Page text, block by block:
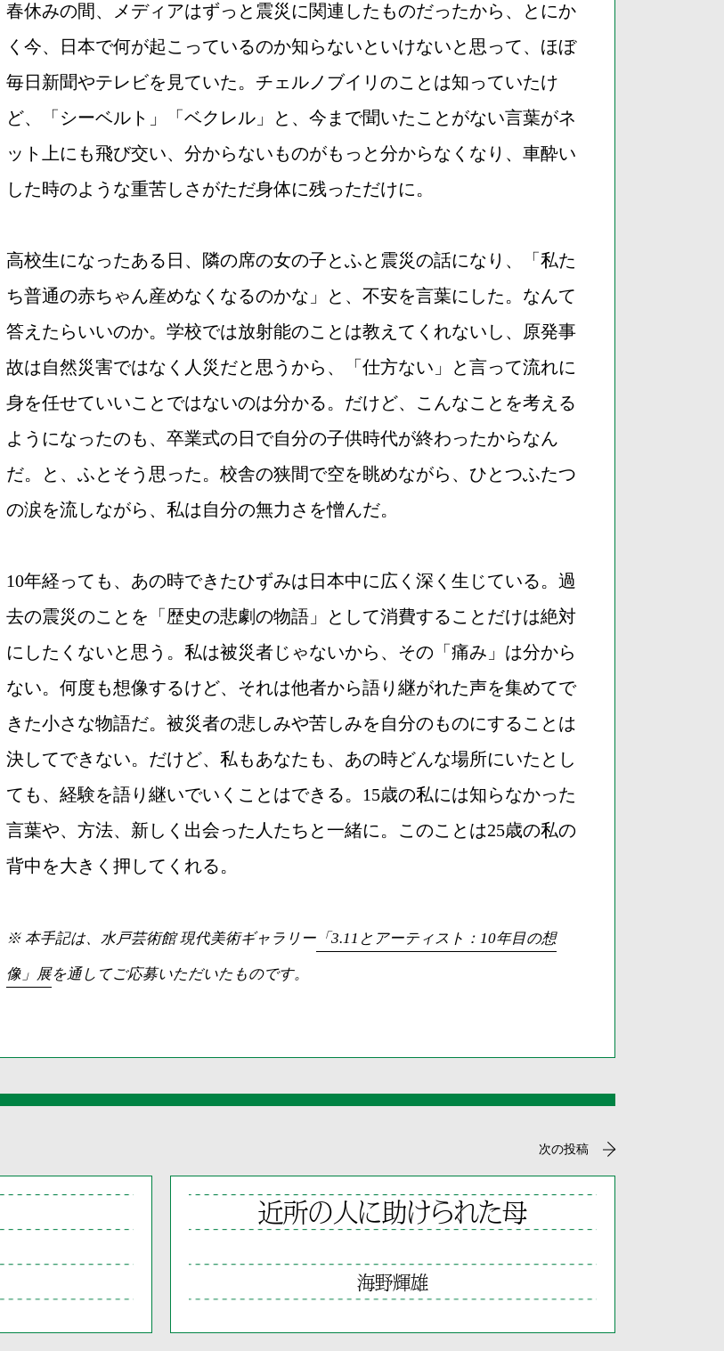
春休みの間、メディアはずっと震災に関連したものだったから、とにか
く今、日本で何が起こっているのか知らないといけないと思って、ほぼ
毎日新聞やテレビを見ていた。チェルノブイリのことは知っていたけ
ど、「シーベルト」「ベクレル」と、今まで聞いたことがない言葉がネ
ット上にも飛び交い、分からないものがもっと分からなくなり、車酔い
した時のような重苦しさがただ身体に残っただけに。
高校生になったある日、隣の席の女の子とふと震災の話になり、「私た
ち普通の赤ちゃん産めなくなるのかな」と、不安を言葉にした。なんて
答えたらいいのか。学校では放射能のことは教えてくれないし、原発事
故は自然災害ではなく人災だと思うから、「仕方ない」と言って流れに
身を任せていいことではないのは分かる。だけど、こんなことを考える
ようになったのも、卒業式の日で自分の子供時代が終わったからなん
だ。と、ふとそう思った。校舎の狭間で空を眺めながら、ひとつふたつ
の涙を流しながら、私は自分の無力さを憎んだ。
10年経っても、あの時できたひずみは日本中に広く深く生じている。過
去の震災のことを「歴史の悲劇の物語」として消費することだけは絶対
にしたくないと思う。私は被災者じゃないから、その「痛み」は分から
ない。何度も想像するけど、それは他者から語り継がれた声を集めてで
きた小さな物語だ。被災者の悲しみや苦しみを自分のものにすることは
決してできない。だけど、私もあなたも、あの時どんな場所にいたとし
ても、経験を語り継いでいくことはできる。15歳の私には知らなかった
言葉や、方法、新しく出会った人たちと一緒に。このことは25歳の私の
背中を大きく押してくれる。
※ 本手記は、水戸芸術館 現代美術ギャラリー 「3.11とアーティスト：10年目の想
像」展を通してご応募いただいたものです。
次の投稿
近所の人に助けられた母
海野輝雄